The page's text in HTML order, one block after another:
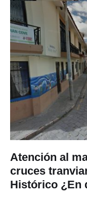
Atención al
cruces
Histórico ¿En